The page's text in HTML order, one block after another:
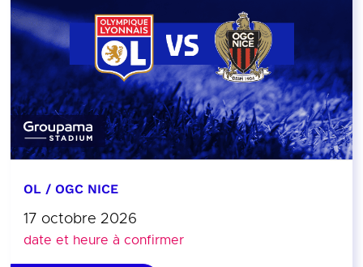
OL / OGC NICE
17 octobre 2026
date et heure à confirmer